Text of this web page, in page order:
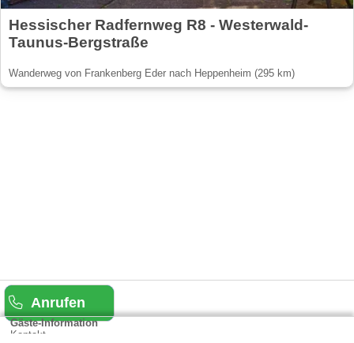
Hessischer Radfernweg R8 - Westerwald-
Taunus-Bergstraße
Wanderweg von Frankenberg Eder nach Heppenheim (295 km)
Anrufen
Gäste-Information
Kontakt